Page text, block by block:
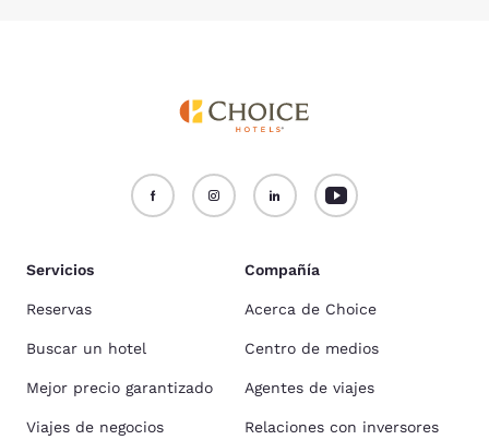
Servicios
Reservas
Buscar un hotel
Mejor precio garantizado
Viajes de negocios
Compañía
Acerca de Choice
Centro de medios
Agentes de viajes
Relaciones con inversores